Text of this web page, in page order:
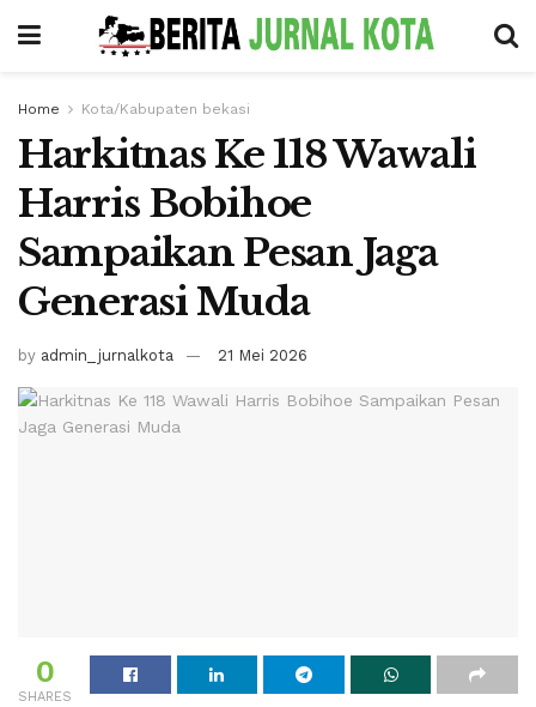
Home Kota/Kabupaten bekasi
Harkitnas Ke 118 Wawali
Harris Bobihoe
Sampaikan Pesan Jaga
Generasi Muda
by admin_jurnalkota 21 Mei 2026
0
SHARES